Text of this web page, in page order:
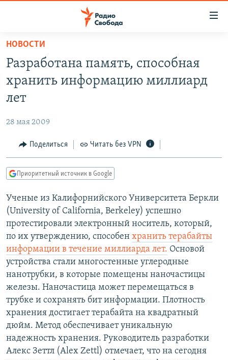
упрощенного
доступа
основному
Вернутся
Вернутся
поиску
ПРОГРАММЫ
ПОДКАСТЫ
АВТОРСКИЕ ПРОЕКТЫ
МНЕНИЯ
КУЛЬТУРА
КАВКАЗ.РЕАЛИИ
СЕВЕР.РЕАЛИИ
СИБИРЬ.РЕАЛИИ
РАСПИСАНИЕ ВЕЩАНИЯ
ПОДПИШИТЕСЬ НА РАССЫЛКУ
СОЦИАЛЬНЫЕ СЕТИ
Все сайты РСЕ/РС
НОВОСТИ
Разработана память, способная
хранить информацию миллиард
лет
28 мая 2009
Поделиться Читать без VPN
Приоритетный источник в Google
Ученые из Калифорнийского Университета Беркли
(University of California, Berkeley) успешно
протестировали электронный носитель, который,
по их утверждению, способен хранить терабайты
информации в течение миллиарда лет. Основой
устройства стали многостенные углеродные
нанотрубки, в которые помещены наночастицы
железы. Наночастица может перемещаться в
трубке и сохранять бит информации. Плотность
хранения достигает терабайта на квадратный
дюйм. Метод обеспечивает уникальную
надежность хранения. Руководитель разработки
Алекс Зеттл (Alex Zettl) отмечает, что на сегодня